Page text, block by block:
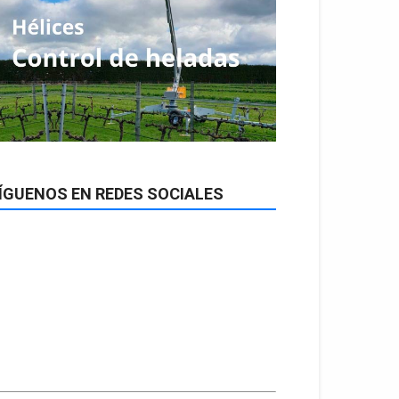
EN REDES SOCIALES